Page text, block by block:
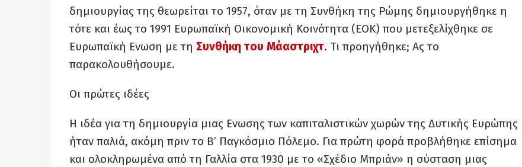
δημιουργίας της θεωρείται το 1957, όταν με τη Συνθήκη της Ρώμης δημιουργήθηκε η
τότε και έως το 1991 Ευρωπαϊκή Οικονομική Κοινότητα (ΕΟΚ) που μετεξελίχθηκε σε
Ευρωπαϊκή Ενωση με τη Συνθήκη του Μάαστριχτ. Τι προηγήθηκε; Ας το
παρακολουθήσουμε.
Οι πρώτες ιδέες
Η ιδέα για τη δημιουργία μιας Ενωσης των καπιταλιστικών χωρών της Δυτικής Ευρώπης
ήταν παλιά, ακόμη πριν το Β’ Παγκόσμιο Πόλεμο. Για πρώτη φορά προβλήθηκε επίσημα
και ολοκληρωμένα από τη Γαλλία στα 1930 με το «Σχέδιο Μπριάν» η σύσταση μιας